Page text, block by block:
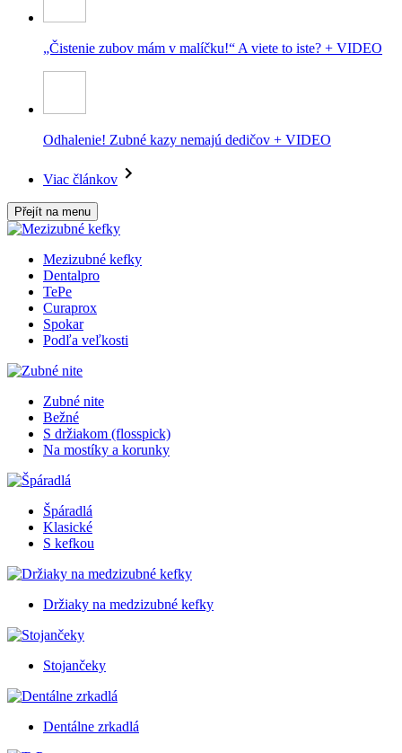
„Čistenie zubov mám v malíčku!“ A viete to iste? + VIDEO
Odhalenie! Zubné kazy nemajú dedičov + VIDEO
Viac článkov
Přejít na menu
Mezizubné kefky
Dentalpro
TePe
Curaprox
Spokar
Podľa veľkosti
Zubné nite
Bežné
S držiakom (flosspick)
Na mostíky a korunky
Špáradlá
Klasické
S kefkou
Držiaky na medzizubné kefky
Stojančeky
Dentálne zrkadlá